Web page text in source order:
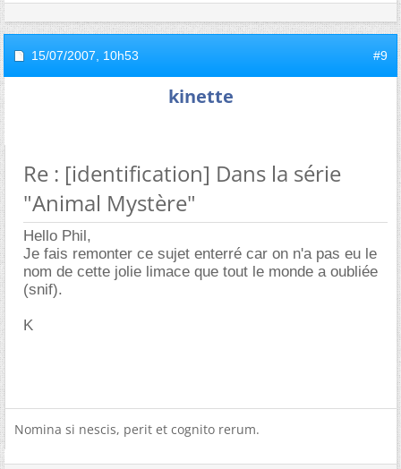
15/07/2007, 10h53 #9
kinette
Re : [identification] Dans la série
"Animal Mystère"
Hello Phil,
Je fais remonter ce sujet enterré car on n'a pas eu le
nom de cette jolie limace que tout le monde a oubliée
(snif).
K
Nomina si nescis, perit et cognito rerum.